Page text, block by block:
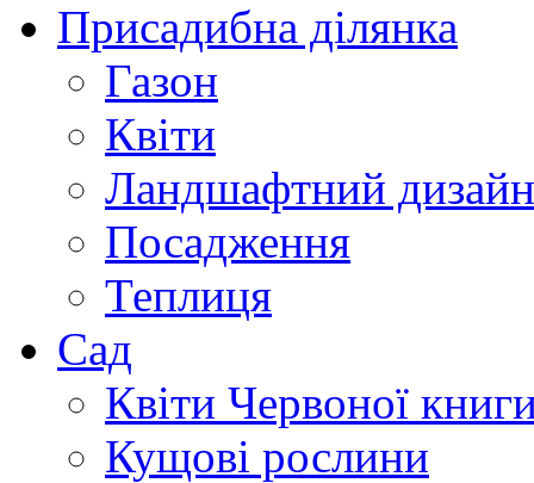
Присадибна ділянка
Газон
Квіти
Ландшафтний дизайн
Посадження
Теплиця
Сад
Квіти Червоної
Кущові рослини